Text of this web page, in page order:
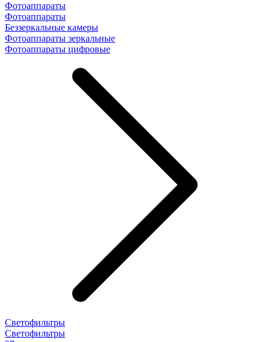
Фотоаппараты
Фотоаппараты
Беззеркальные камеры
Фотоаппараты зеркальные
Фотоаппараты цифровые
Светофильтры
Светофильтры